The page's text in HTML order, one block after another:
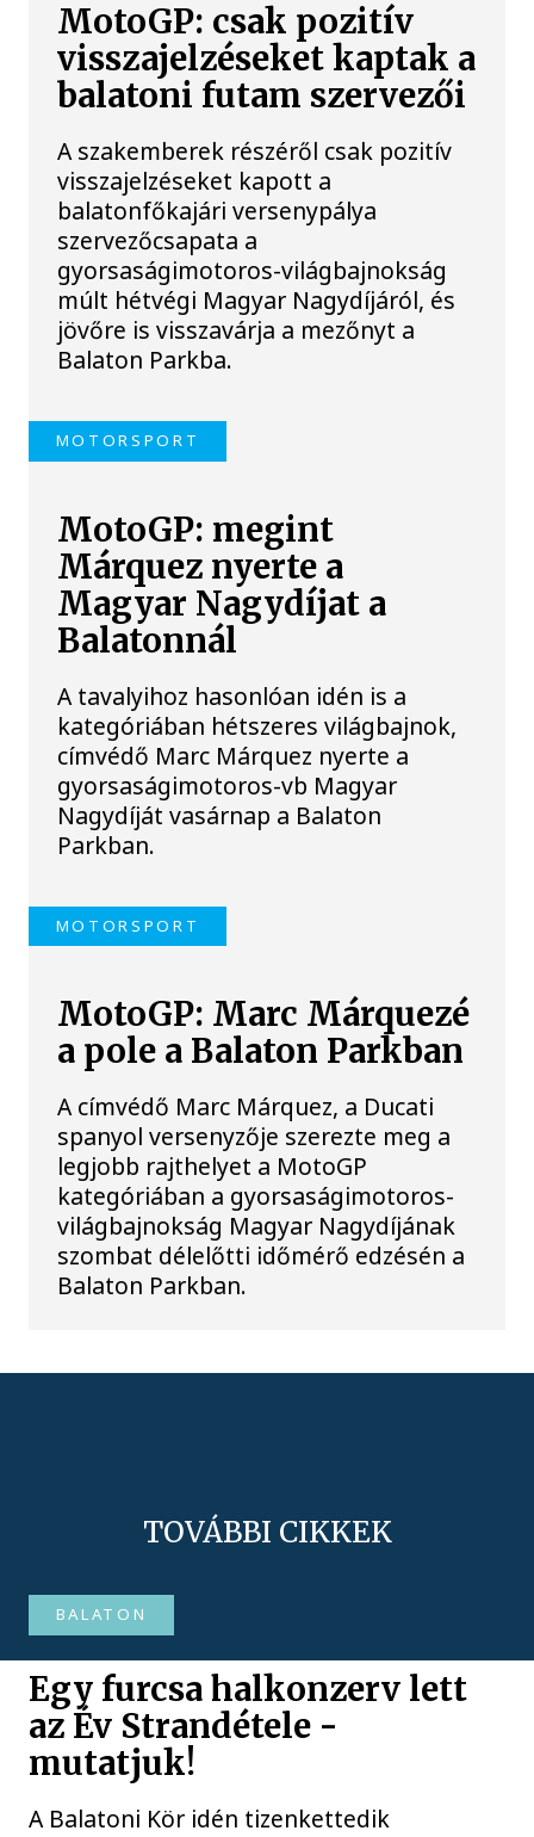
MotoGP: csak pozitív
visszajelzéseket kaptak a
balatoni futam szervezői
A szakemberek részéről csak pozitív
visszajelzéseket kapott a
balatonfőkajári versenypálya
szervezőcsapata a
gyorsaságimotoros-világbajnokság
múlt hétvégi Magyar Nagydíjáról, és
jövőre is visszavárja a mezőnyt a
Balaton Parkba.
MOTORSPORT
MotoGP: megint
Márquez nyerte a
Magyar Nagydíjat a
Balatonnál
A tavalyihoz hasonlóan idén is a
kategóriában hétszeres világbajnok,
címvédő Marc Márquez nyerte a
gyorsaságimotoros-vb Magyar
Nagydíját vasárnap a Balaton
Parkban.
MOTORSPORT
MotoGP: Marc Márquezé
a pole a Balaton Parkban
A címvédő Marc Márquez, a Ducati
spanyol versenyzője szerezte meg a
legjobb rajthelyet a MotoGP
kategóriában a gyorsaságimotoros-
világbajnokság Magyar Nagydíjának
szombat délelőtti időmérő edzésén a
Balaton Parkban.
TOVÁBBI CIKKEK
BALATON
Egy furcsa halkonzerv lett
az Év Strandétele -
mutatjuk!
A Balatoni Kör idén tizenkettedik